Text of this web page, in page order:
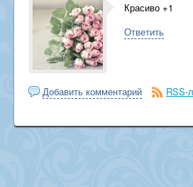
Красиво +1
Ответить
Добавить комментарий RSS-